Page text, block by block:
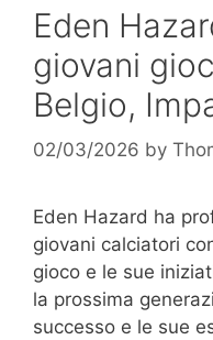
Eden
giovani
Belgio,
02/03/2026 by
Eden Hazard ha
giovani calciatori
gioco e le sue
la prossima
successo e le sue